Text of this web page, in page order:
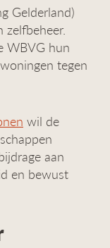
Gelderland)
WBVG hun
tegen
wil de
aan
en bewust